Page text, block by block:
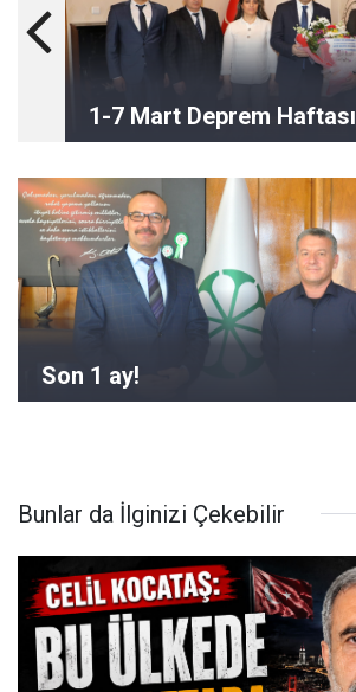
1-7 Mart Deprem Haftası
Son 1 ay!
Bunlar da İlginizi Çekebilir